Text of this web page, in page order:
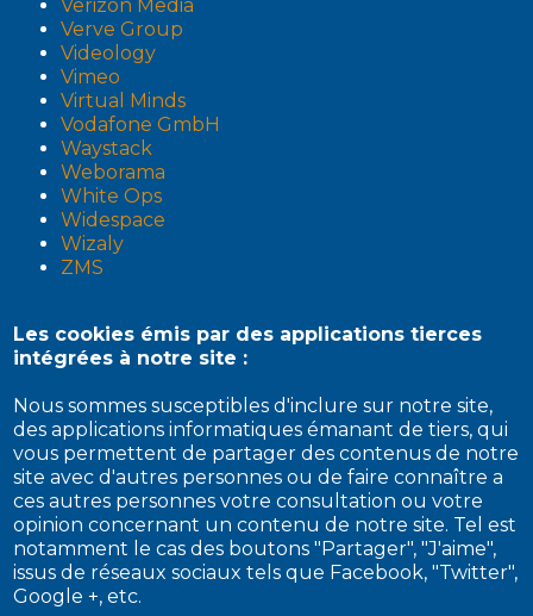
Verizon Media
Verve Group
Videology
Vimeo
Virtual Minds
Vodafone GmbH
Waystack
Weborama
White Ops
Widespace
Wizaly
ZMS
Les cookies émis par des applications tierces
intégrées à notre site :
Nous sommes susceptibles d'inclure sur notre site,
des applications informatiques émanant de tiers, qui
vous permettent de partager des contenus de notre
site avec d'autres personnes ou de faire connaître a
ces autres personnes votre consultation ou votre
opinion concernant un contenu de notre site. Tel est
notamment le cas des boutons "Partager", "J'aime",
issus de réseaux sociaux tels que Facebook, "Twitter",
Google +, etc.